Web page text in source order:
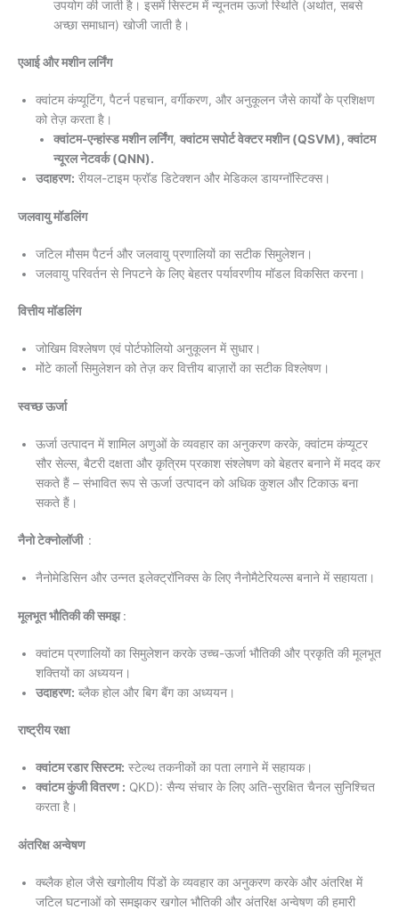
उपयोग की जाती है। इसमें सिस्टम में न्यूनतम ऊर्जा स्थिति (अर्थात, सबसे
अच्छा समाधान) खोजी जाती है।
एआई और मशीन लर्निंग
क्वांटम कंप्यूटिंग, पैटर्न पहचान, वर्गीकरण, और अनुकूलन जैसे कार्यों के प्रशिक्षण
को तेज़ करता है।
क्वांटम-एन्हांस्ड मशीन लर्निंग, क्वांटम सपोर्ट वेक्टर मशीन (QSVM), क्वांटम
न्यूरल नेटवर्क (QNN).
उदाहरण: रीयल-टाइम फ्रॉड डिटेक्शन और मेडिकल डायग्नॉस्टिक्स।
जलवायु मॉडलिंग
जटिल मौसम पैटर्न और जलवायु प्रणालियों का सटीक सिमुलेशन।
जलवायु परिवर्तन से निपटने के लिए बेहतर पर्यावरणीय मॉडल विकसित करना।
वित्तीय मॉडलिंग
जोखिम विश्लेषण एवं पोर्टफोलियो अनुकूलन में सुधार।
मोंटे कार्लो सिमुलेशन को तेज़ कर वित्तीय बाज़ारों का सटीक विश्लेषण।
स्वच्छ ऊर्जा
ऊर्जा उत्पादन में शामिल अणुओं के व्यवहार का अनुकरण करके, क्वांटम कंप्यूटर
सौर सेल्स, बैटरी दक्षता और कृत्रिम प्रकाश संश्लेषण को बेहतर बनाने में मदद कर
सकते हैं – संभावित रूप से ऊर्जा उत्पादन को अधिक कुशल और टिकाऊ बना
सकते हैं।
नैनो टेक्नोलॉजी :
नैनोमेडिसिन और उन्नत इलेक्ट्रॉनिक्स के लिए नैनोमैटेरियल्स बनाने में सहायता।
मूलभूत भौतिकी की समझ:
क्वांटम प्रणालियों का सिमुलेशन करके उच्च-ऊर्जा भौतिकी और प्रकृति की मूलभूत
शक्तियों का अध्ययन।
उदाहरण: ब्लैक होल और बिग बैंग का अध्ययन।
राष्ट्रीय रक्षा
क्वांटम रडार सिस्टम: स्टेल्थ तकनीकों का पता लगाने में सहायक।
क्वांटम कुंजी वितरण : QKD): सैन्य संचार के लिए अति-सुरक्षित चैनल सुनिश्चित
करता है।
अंतरिक्ष अन्वेषण
क्ब्लैक होल जैसे खगोलीय पिंडों के व्यवहार का अनुकरण करके और अंतरिक्ष में
जटिल घटनाओं को समझकर खगोल भौतिकी और अंतरिक्ष अन्वेषण की हमारी